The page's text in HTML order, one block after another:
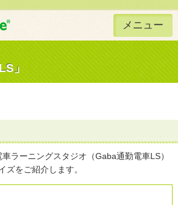
Gaba Style 無料で英語学習 メニュー
」
ラーニングスタジオ（Gaba通勤電車LS）
ズをご紹介します。